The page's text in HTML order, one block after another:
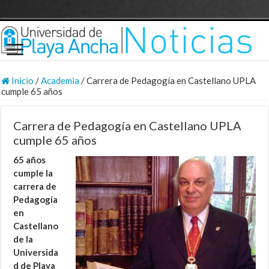
Inicio /Academia/Carrera de Pedagogía en Castellano UPLA
cumple 65 años
Carrera de Pedagogía en Castellano UPLA
cumple 65 años
65 años
cumple la
carrera de
Pedagogía
en
Castellano
de la
Universida
d de Playa